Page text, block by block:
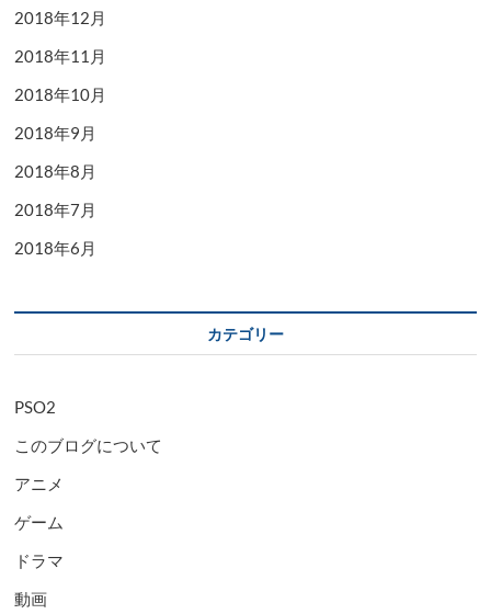
2018年12月
2018年11月
2018年10月
2018年9月
2018年8月
2018年7月
2018年6月
カテゴリー
PSO2
このブログについて
アニメ
ゲーム
ドラマ
動画